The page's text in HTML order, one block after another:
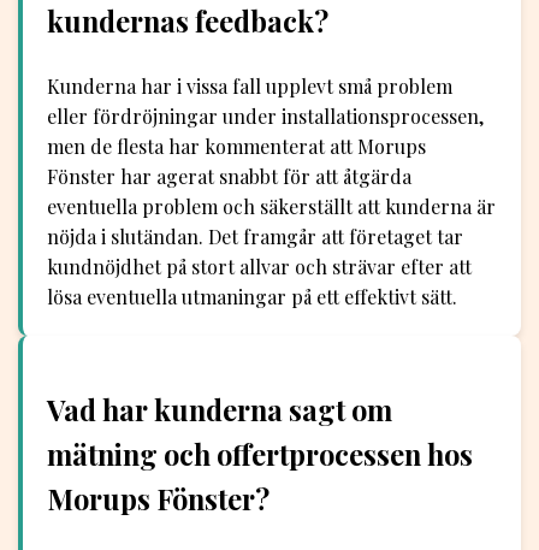
kundernas feedback?
Kunderna har i vissa fall upplevt små problem
eller fördröjningar under installationsprocessen,
men de flesta har kommenterat att Morups
Fönster har agerat snabbt för att åtgärda
eventuella problem och säkerställt att kunderna är
nöjda i slutändan. Det framgår att företaget tar
kundnöjdhet på stort allvar och strävar efter att
lösa eventuella utmaningar på ett effektivt sätt.
Vad har kunderna sagt om
mätning och offertprocessen hos
Morups Fönster?